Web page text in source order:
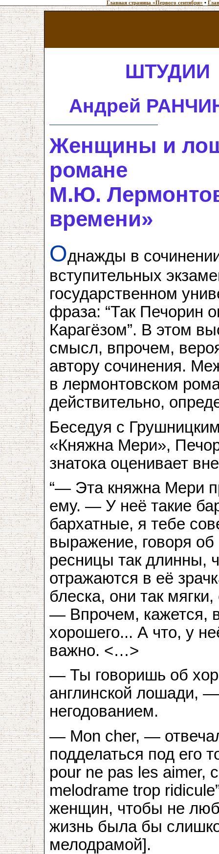
Главная страница «Первого сентября» •
ШТУДИИ
Андрей
Женщины и
романе
М.Ю.
времени»
Однажды в
вступительных
государственном
фраза: “Так Печорин
Карагёзом”. В этом
смысл, впрочем,
автору сочинения.
в лермонтовском
действительно,
Беседуя с
«Княжна Мери»,
знатока оценивает
“— Эта княжна Мери
ему. — У неё такие
бархатные, я тебе
выражение, говоря
ресницы так длинны,
отражаются в её
блеска, они так
— Впрочем, кажется,
хорошего... А что, у
важно. <…>
— Ты говоришь об
англинской лошади,
негодованием.
— Mon cher, —
подделаться под его
pour ne pas les aimer,
mеlodrame trop
женщин, чтобы не
жизнь была бы
мелодрамой].